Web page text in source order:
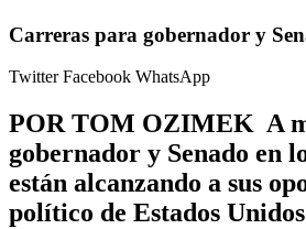
Carreras para gobernador y
TwitterFacebook WhatsApp
POR TOM OZIMEK A
gobernador y Senado en
están alcanzando a sus
político de Estados